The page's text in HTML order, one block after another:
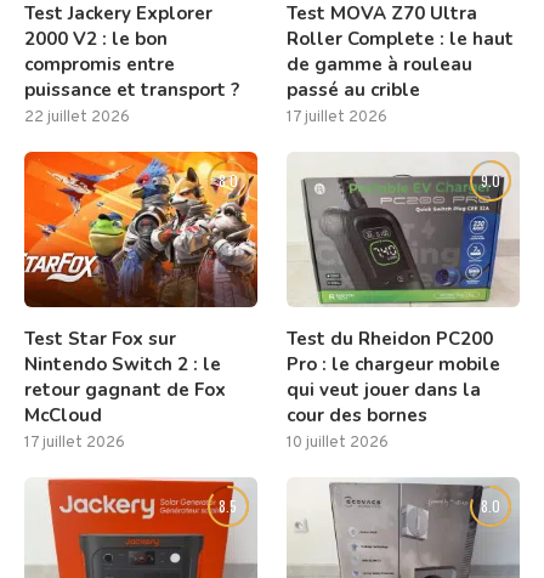
Test Jackery Explorer
2000 V2 : le bon
compromis entre
puissance et transport ?
22 juillet 2026
Test MOVA Z70 Ultra
Roller Complete : le haut
de gamme à rouleau
passé au crible
17 juillet 2026
8.0
Test Star Fox sur
Nintendo Switch 2 : le
retour gagnant de Fox
McCloud
17 juillet 2026
9.0
Test du Rheidon PC200
Pro : le chargeur mobile
qui veut jouer dans la
cour des bornes
10 juillet 2026
8.5 8.0